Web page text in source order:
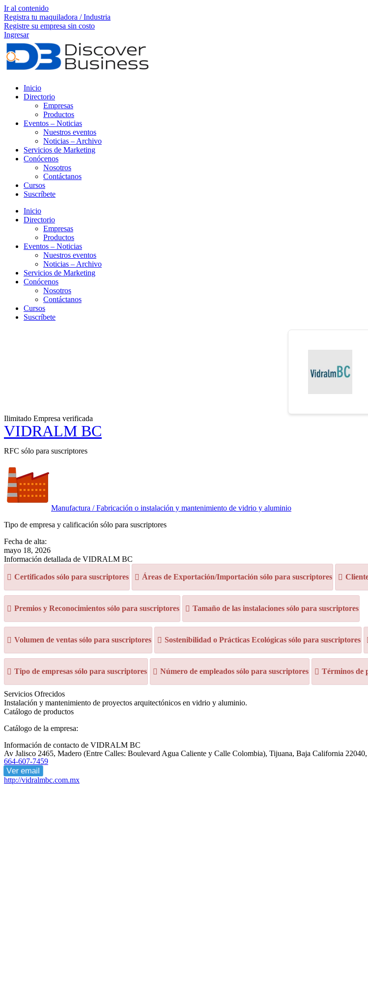
Ir al contenido
Registra tu maquiladora / Industria
Registre su empresa sin costo
Ingresar
Inicio
Directorio
Empresas
Productos
Eventos – Noticias
Nuestros eventos
Noticias – Archivo
Servicios de Marketing
Conócenos
Nosotros
Contáctanos
Cursos
Suscríbete
Inicio
Directorio
Empresas
Productos
Eventos – Noticias
Nuestros eventos
Noticias – Archivo
Servicios de Marketing
Conócenos
Nosotros
Contáctanos
Cursos
Suscríbete
Ilimitado Empresa verificada
VIDRALM BC
RFC sólo para suscriptores
Manufactura / Fabricación o instalación y mantenimiento de vidrio y aluminio
Tipo de empresa y calificación sólo para suscriptores
Fecha de alta:
mayo 18, 2026
Información detallada de VIDRALM BC
Certificados sólo para suscriptores Áreas de Exportación/Importación sólo para suscriptores
Premios y Reconocimientos sólo para suscriptores Tamaño de las instalaciones sólo para suscriptores
Volumen de ventas sólo para suscriptores Sostenibilidad o Prácticas Ecológicas sólo para suscriptores
Tipo de empresas sólo para suscriptores Número de empleados sólo para suscriptores Términos de
Servicios Ofrecidos
Instalación y mantenimiento de proyectos arquitectónicos en vidrio y aluminio.
Catálogo de productos
Catálogo de la empresa:
Información de contacto de VIDRALM BC
Av Jalisco 2465, Madero (Entre Calles: Boulevard Agua Caliente y Calle Colombia), Tijuana, Baja California
664-607-7459
Ver email
http://vidralmbc.com.mx